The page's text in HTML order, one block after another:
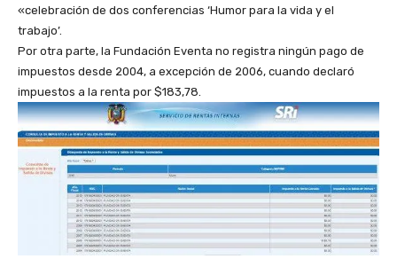
«celebración de dos conferencias ‘Humor para la vida y el
trabajo’.
Por otra parte, la Fundación Eventa no registra ningún pago de
impuestos desde 2004, a excepción de 2006, cuando declaró
impuestos a la renta por $183,78.